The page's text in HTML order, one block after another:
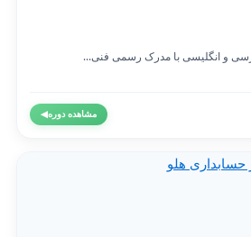
و انگلیسی با مدرک رسمی فنی...
مشاهده دوره◀